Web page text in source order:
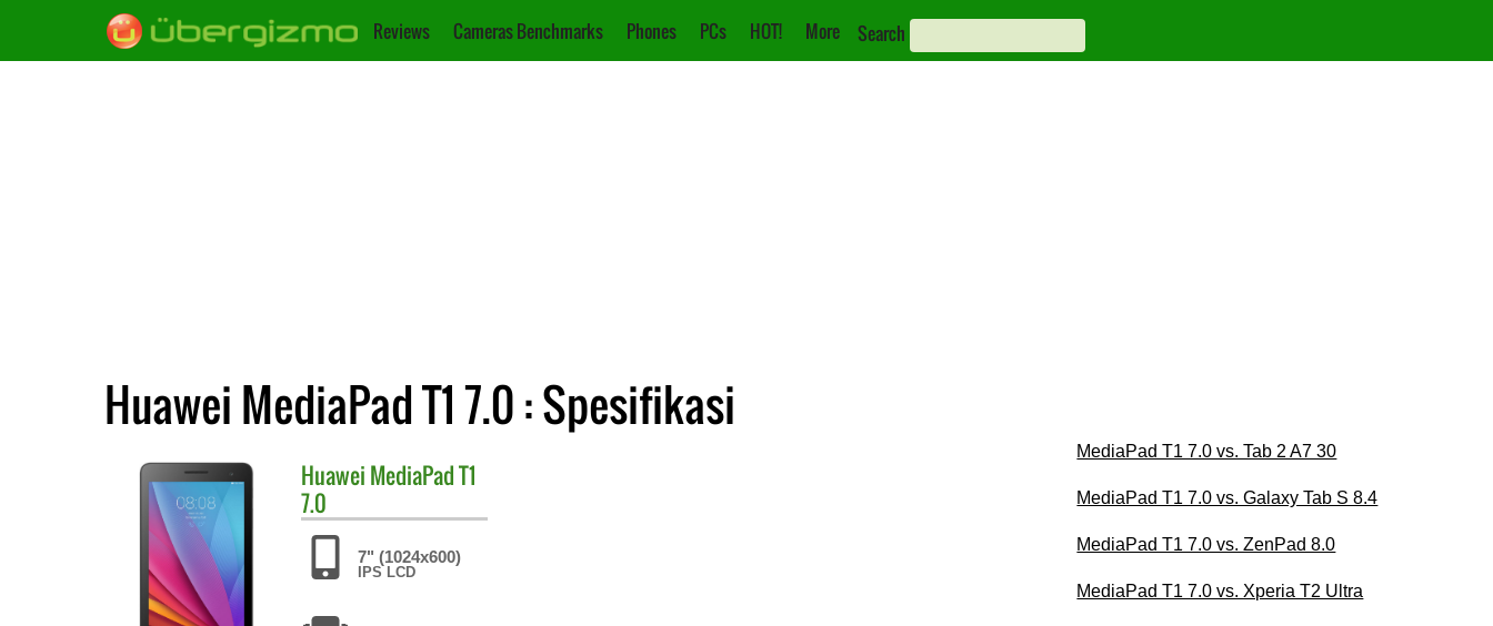
Reviews Cameras Benchmarks Phones PCs HOT! More Search
Huawei MediaPad T1 7.0 : Spesifikasi
Huawei MediaPad T1
7.0
7" (1024x600)
IPS LCD
MediaPad T1 7.0 vs. Tab 2 A7 30
MediaPad T1 7.0 vs. Galaxy Tab S 8.4
MediaPad T1 7.0 vs. ZenPad 8.0
MediaPad T1 7.0 vs. Xperia T2 Ultra